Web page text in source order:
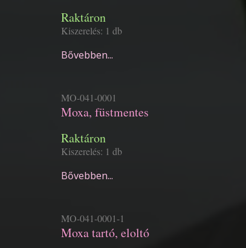
Raktáron
Kiszerelés: 1 db
Bővebben...
MO-041-0001
Moxa, füstmentes
Raktáron
Kiszerelés: 1 db
Bővebben...
MO-041-0001-1
Moxa tartó, eloltó